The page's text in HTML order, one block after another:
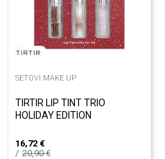
SETOVI MAKE UP
TIRTIR LIP TINT TRIO
HOLIDAY EDITION
16,72 €
20,90€